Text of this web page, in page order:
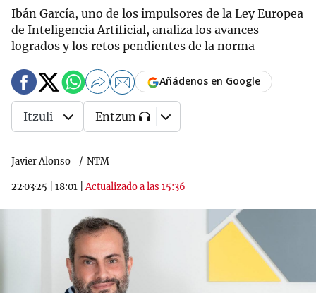
Ibán García, uno de los impulsores de la Ley Europea
de Inteligencia Artificial, analiza los avances
logrados y los retos pendientes de la norma
Javier Alonso NTM
22·03·25 18:01 |Actualizado a las 15:36
Añádenos en Google
Itzuli Entzun